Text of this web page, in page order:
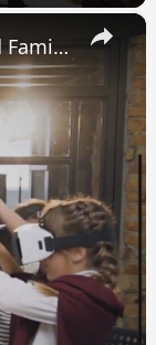
×
How Modern Schools are Adapting to Better Support Students and Families